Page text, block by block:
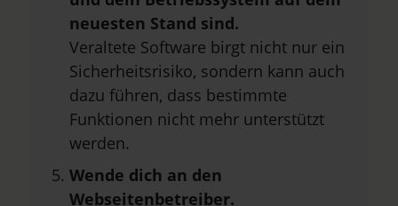
neuesten Stand sind.
Veraltete Software birgt nicht nur ein
Sicherheitsrisiko, sondern kann auch
dazu führen, dass bestimmte
Funktionen nicht mehr unterstützt
werden.
Wende dich an den
Webseitenbetreiber.